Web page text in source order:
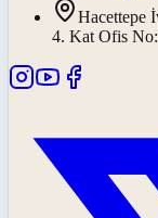
Hacettepe
4. Kat Ofis